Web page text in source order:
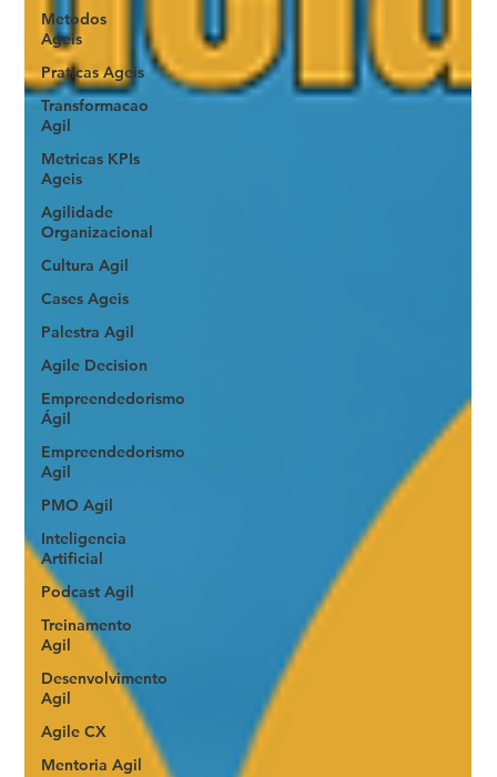
Metodos
Ageis
Praticas Ageis
Transformacao
Agil
Metricas KPIs
Ageis
Agilidade
Organizacional
Cultura Agil
Cases Ageis
Palestra Agil
Agile Decision
Empreendedorismo
Ágil
Empreendedorismo
Agil
PMO Agil
Inteligencia
Artificial
Podcast Agil
Treinamento
Agil
Desenvolvimento
Agil
Agile CX
Mentoria Agil